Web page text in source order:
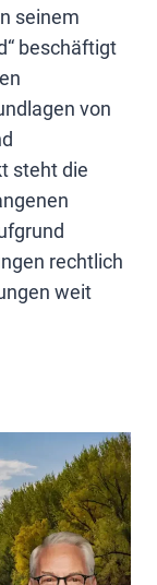
seinem
beschäftigt
von
steht die
rechtlich
weit